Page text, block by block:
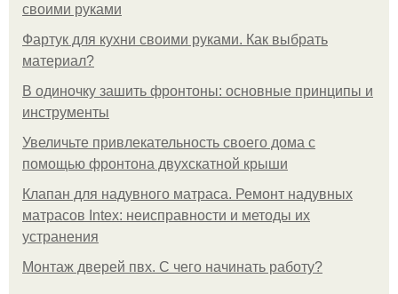
своими руками
Фартук для кухни своими руками. Как выбрать
материал?
В одиночку зашить фронтоны: основные принципы и
инструменты
Увеличьте привлекательность своего дома с
помощью фронтона двухскатной крыши
Клапан для надувного матраса. Ремонт надувных
матрасов Intex: неисправности и методы их
устранения
Монтаж дверей пвх. С чего начинать работу?